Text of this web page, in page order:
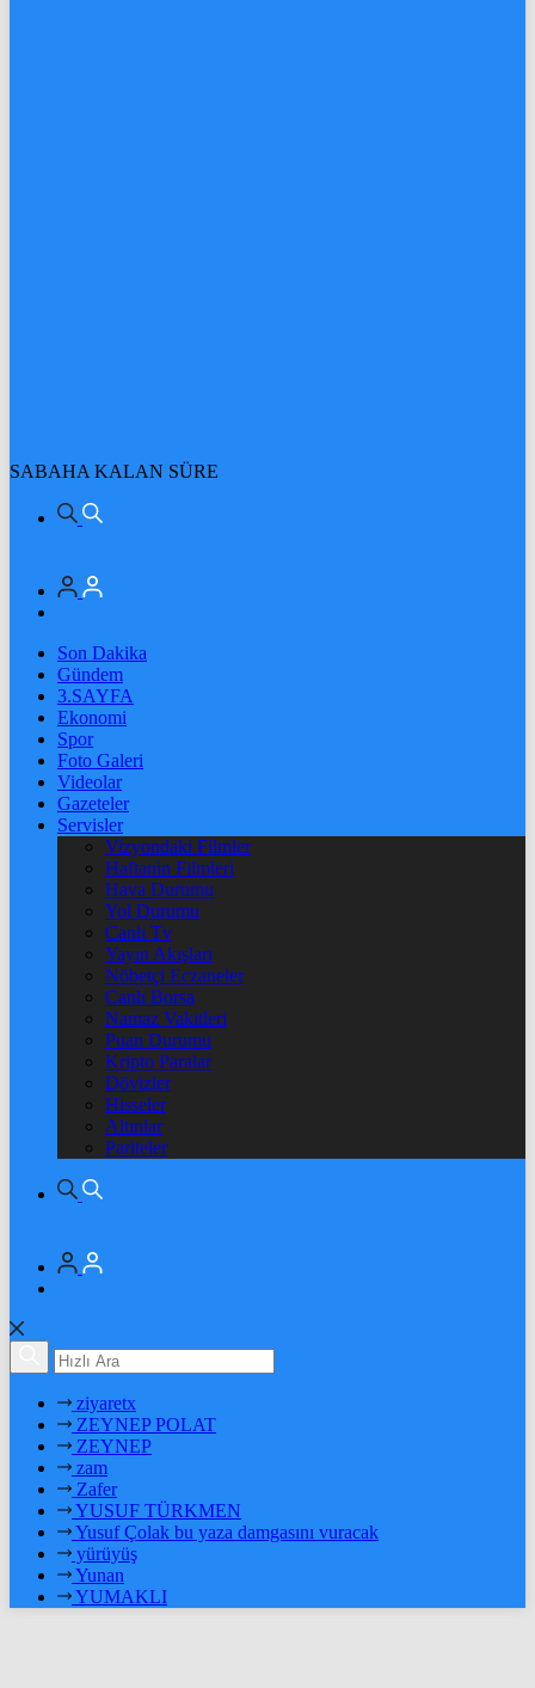
SABAHA KALAN SÜRE
Son Dakika
Gündem
3.SAYFA
Ekonomi
Spor
Foto Galeri
Videolar
Gazeteler
Servisler
Vizyondaki Filmler
Haftanin Filmleri
Hava Durumu
Yol Durumu
Canlı Tv
Yayın Akışları
Nöbetçi Eczaneler
Canlı Borsa
Namaz Vakitleri
Puan Durumu
Kripto Paralar
Dövizler
Hisseler
Altınlar
Pariteler
ziyaretx
ZEYNEP POLAT
ZEYNEP
zam
Zafer
YUSUF TÜRKMEN
Yusuf Çolak bu yaza damgasını vuracak
yürüyüş
Yunan
YUMAKLI